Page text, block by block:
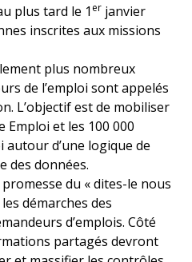
plus tard le 1 er janvier
inscrites aux missions
plus nombreux
de l’emploi sont appelés
L’objectif est de mobiliser
Emploi et les 100 000
autour d’une logique de
des données.
du « dites-le nous
démarches des
d’emplois. Côté
partagés devront